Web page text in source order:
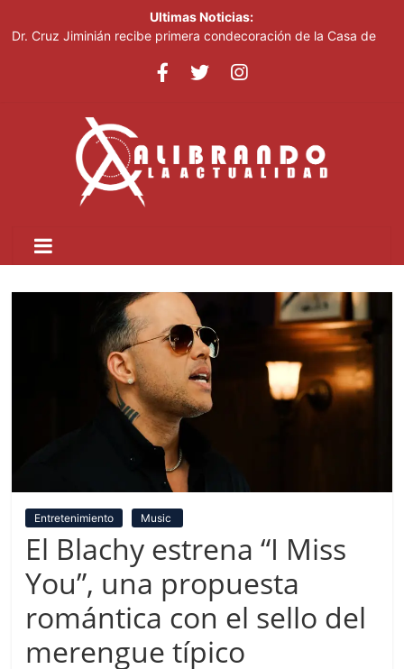
Ultimas Noticias:
Dr. Cruz Jiminián recibe primera condecoración de la Casa de
El mundo del fútbol despide a Jorge Messi, padre del astro
Johnny Pujols: "Hay decenas de miles de ciudadanos que
quieren inscribirse en el PLD"
César Fernández acusa al Gobierno de presentar logros que no
reflejan la realidad económica
Entretenimiento Music
El Blachy estrena “I Miss
You”, una propuesta
romántica con el sello del
merengue típico